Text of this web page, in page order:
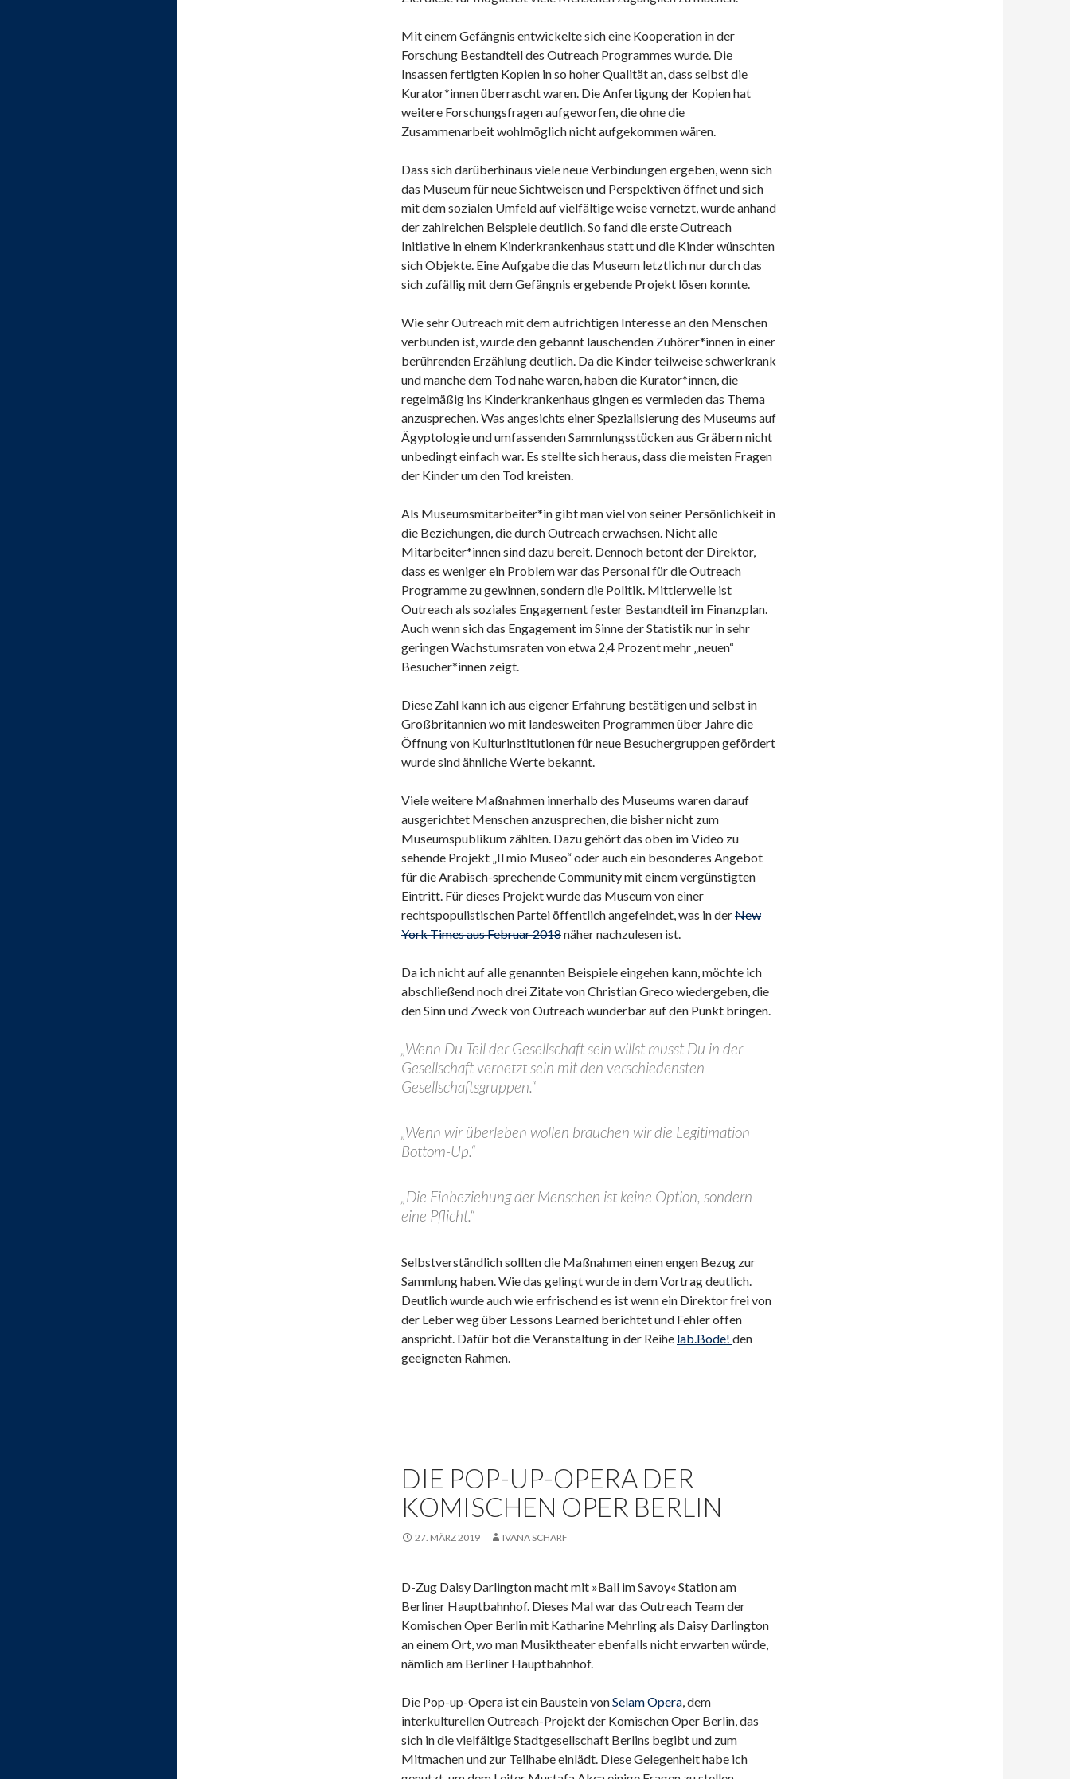
Mit einem Gefängnis entwickelte sich eine Kooperation in der
Forschung Bestandteil des Outreach Programmes wurde. Die
Insassen fertigten Kopien in so hoher Qualität an, dass selbst die
Kurator*innen überrascht waren. Die Anfertigung der Kopien hat
weitere Forschungsfragen aufgeworfen, die ohne die
Zusammenarbeit wohlmöglich nicht aufgekommen wären.
Dass sich darüberhinaus viele neue Verbindungen ergeben, wenn sich
das Museum für neue Sichtweisen und Perspektiven öffnet und sich
mit dem sozialen Umfeld auf vielfältige weise vernetzt, wurde anhand
der zahlreichen Beispiele deutlich. So fand die erste Outreach
Initiative in einem Kinderkrankenhaus statt und die Kinder wünschten
sich Objekte. Eine Aufgabe die das Museum letztlich nur durch das
sich zufällig mit dem Gefängnis ergebende Projekt lösen konnte.
Wie sehr Outreach mit dem aufrichtigen Interesse an den Menschen
verbunden ist, wurde den gebannt lauschenden Zuhörer*innen in einer
berührenden Erzählung deutlich. Da die Kinder teilweise schwerkrank
und manche dem Tod nahe waren, haben die Kurator*innen, die
regelmäßig ins Kinderkrankenhaus gingen es vermieden das Thema
anzusprechen. Was angesichts einer Spezialisierung des Museums auf
Ägyptologie und umfassenden Sammlungsstücken aus Gräbern nicht
unbedingt einfach war. Es stellte sich heraus, dass die meisten Fragen
der Kinder um den Tod kreisten.
Als Museumsmitarbeiter*in gibt man viel von seiner Persönlichkeit in
die Beziehungen, die durch Outreach erwachsen. Nicht alle
Mitarbeiter*innen sind dazu bereit. Dennoch betont der Direktor,
dass es weniger ein Problem war das Personal für die Outreach
Programme zu gewinnen, sondern die Politik. Mittlerweile ist
Outreach als soziales Engagement fester Bestandteil im Finanzplan.
Auch wenn sich das Engagement im Sinne der Statistik nur in sehr
geringen Wachstumsraten von etwa 2,4 Prozent mehr „neuen“
Besucher*innen zeigt.
Diese Zahl kann ich aus eigener Erfahrung bestätigen und selbst in
Großbritannien wo mit landesweiten Programmen über Jahre die
Öffnung von Kulturinstitutionen für neue Besuchergruppen gefördert
wurde sind ähnliche Werte bekannt.
Viele weitere Maßnahmen innerhalb des Museums waren darauf
ausgerichtet Menschen anzusprechen, die bisher nicht zum
Museumspublikum zählten. Dazu gehört das oben im Video zu
sehende Projekt „Il mio Museo“ oder auch ein besonderes Angebot
für die Arabisch-sprechende Community mit einem vergünstigten
Eintritt. Für dieses Projekt wurde das Museum von einer
rechtspopulistischen Partei öffentlich angefeindet, was in derNew
York Times aus Februar 2018näher nachzulesen ist.
Da ich nicht auf alle genannten Beispiele eingehen kann, möchte ich
abschließend noch drei Zitate von Christian Greco wiedergeben, die
den Sinn und Zweck von Outreach wunderbar auf den Punkt bringen.
„Wenn Du Teil der Gesellschaft sein willst musst Du in der
Gesellschaft vernetzt sein mit den verschiedensten
Gesellschaftsgruppen.“
„Wenn wir überleben wollen brauchen wir die Legitimation
Bottom-Up.“
„Die Einbeziehung der Menschen ist keine Option, sondern
eine Pflicht.“
Selbstverständlich sollten die Maßnahmen einen engen Bezug zur
Sammlung haben. Wie das gelingt wurde in dem Vortrag deutlich.
Deutlich wurde auch wie erfrischend es ist wenn ein Direktor frei von
der Leber weg über Lessons Learned berichtet und Fehler offen
anspricht. Dafür bot die Veranstaltung in der Reihe lab.Bode! den
geeigneten Rahmen.
DIE POP-UP-OPERA DER
KOMISCHEN OPER BERLIN
27. MÄRZ 2019 IVANA SCHARF
D-Zug Daisy Darlington macht mit »Ball im Savoy« Station am
Berliner Hauptbahnhof. Dieses Mal war das Outreach Team der
Komischen Oper Berlin mit Katharine Mehrling als Daisy Darlington
an einem Ort, wo man Musiktheater ebenfalls nicht erwarten würde,
nämlich am Berliner Hauptbahnhof.
Die Pop-up-Opera ist ein Baustein vonSelam Opera , dem
interkulturellen Outreach-Projekt der Komischen Oper Berlin, das
sich in die vielfältige Stadtgesellschaft Berlins begibt und zum
Mitmachen und zur Teilhabe einlädt. Diese Gelegenheit habe ich